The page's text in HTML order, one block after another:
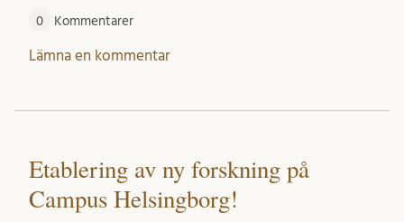
0 Kommentarer
Lämna en kommentar
Etablering av ny forskning på
Campus Helsingborg!